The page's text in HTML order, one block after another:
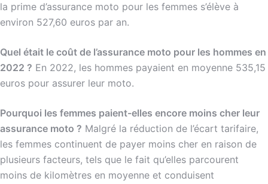
la prime d’assurance moto pour les femmes s’élève à
environ 527,60 euros par an.
Quel était le coût de l’assurance moto pour les hommes en
2022 ? En 2022, les hommes payaient en moyenne 535,15
euros pour assurer leur moto.
Pourquoi les femmes paient-elles encore moins cher leur
assurance moto ? Malgré la réduction de l’écart tarifaire,
les femmes continuent de payer moins cher en raison de
plusieurs facteurs, tels que le fait qu’elles parcourent
moins de kilomètres en moyenne et conduisent